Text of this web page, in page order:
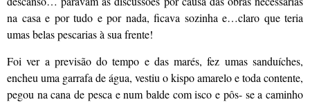
na casa e por tudo e por nada, ficava sozinha e…claro que teria
umas belas pescarias à sua frente!
Foi ver a previsão do tempo e das marés, fez umas sanduíches,
encheu uma garrafa de água, vestiu o kispo amarelo e toda contente,
pegou na cana de pesca e num balde com isco e pôs- se a caminho